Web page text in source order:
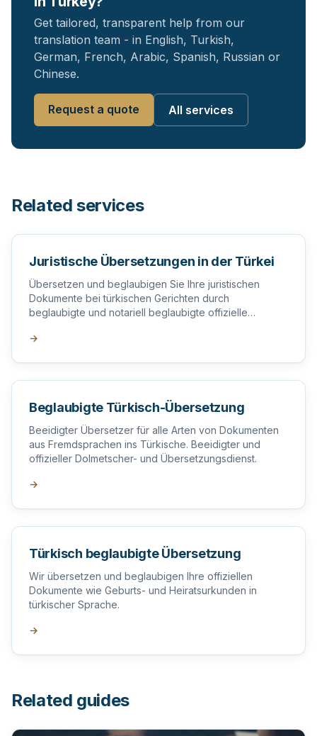
Get tailored, transparent help from our
translation team - in English, Turkish,
German, French, Arabic, Spanish, Russian or
Chinese.
Request a quote All services
Related services
Juristische Übersetzungen in der Türkei
Übersetzen und beglaubigen Sie Ihre juristischen
Dokumente bei türkischen Gerichten durch
beglaubigte und notariell beglaubigte offizielle
→
Beglaubigte Türkisch-Übersetzung
Beeidigter Übersetzer für alle Arten von Dokumenten
aus Fremdsprachen ins Türkische. Beeidigter und
offizieller Dolmetscher- und Übersetzungsdienst.
→
Türkisch beglaubigte Übersetzung
Wir übersetzen und beglaubigen Ihre offiziellen
Dokumente wie Geburts- und Heiratsurkunden in
türkischer Sprache.
→
Related guides